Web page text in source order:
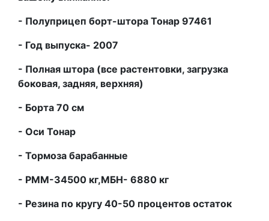
- Полуприцеп борт-штора Тонар 97461
- Год выпуска- 2007
- Полная штора (все растентовки, загрузка
боковая, задняя, верхняя)
- Борта 70 см
- Оси Тонар
- Тормоза барабанные
- РММ-34500 кг,МБН- 6880 кг
- Резина по кругу 40-50 процентов остаток